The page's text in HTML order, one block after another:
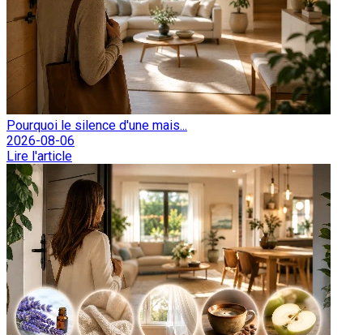
Pourquoi le silence d'une mais...
2026-08-06
Lire l'article